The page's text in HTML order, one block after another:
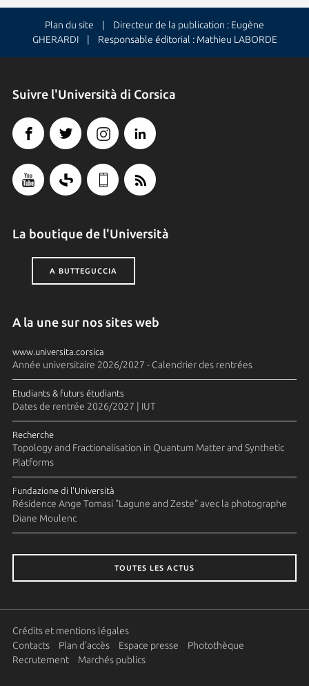
Plan du site | Directeur de la publication : Eugène
GHERARDI | Responsable éditorial : Mathieu LABORDE
Suivre l'Università di Corsica
La boutique de l'Università
A BUTTEGUCCIA
A la une sur nos sites web
www.universita.corsica
Année universitaire 2026/2027 - Calendrier des rentrées
Etudiants & futurs étudiants
Dates de rentrée 2026/2027 | IUT
Recherche
Topology and Fractionalisation in Quantum Matter and Synthetic
Platforms
Fundazione di l'Università
Résidence Ange Tomasi "Lagune and Zeste" avec la photographe
Diane Moulenc
TOUTES LES ACTUS
Crédits et mentions légales
Contacts
Plan d'accès Espace presse
Photothèque
Recrutement
Marchés publics